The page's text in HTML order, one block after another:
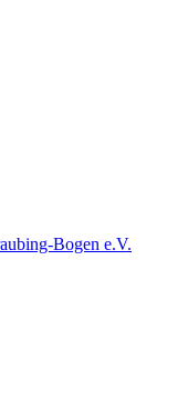
Bogen e.V.